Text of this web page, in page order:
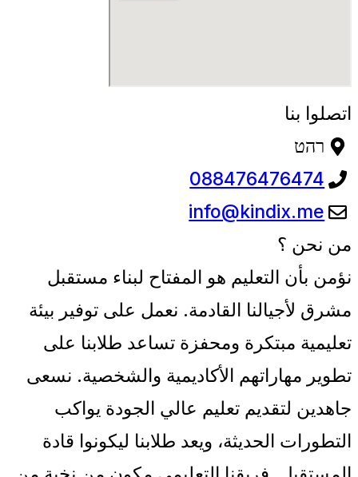
اتصلوا بنا
רהט
088476476474
info@kindix.me
من نحن ؟
نؤمن بأن التعليم هو المفتاح لبناء مستقبل
مشرق لأجيالنا القادمة. نعمل على توفير بيئة
تعليمية مبتكرة ومحفزة تساعد طلابنا على
تطوير مهاراتهم الأكاديمية والشخصية. نسعى
جاهدين لتقديم تعليم عالي الجودة يواكب
التطورات الحديثة، ويعد طلابنا ليكونوا قادة